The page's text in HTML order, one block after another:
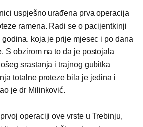
uspješno urađena prva operacija
ramena. Radi se o pacijentkinji
koja je prije mjesec i po dana
S obzirom na to da je postojala
srastanja i trajnog gubitka
totalne proteze bila je jedina i
je dr Milinković.
operaciji ove vrste u Trebinju,